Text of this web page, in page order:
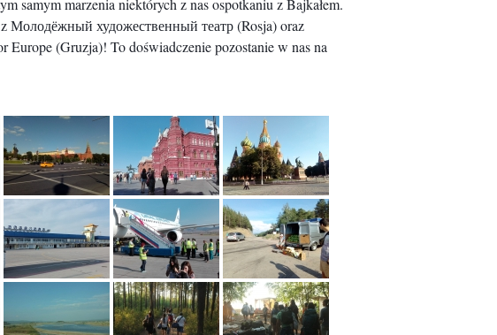
samym marzenia niektórych z nas ospotkaniu z Bajkałem.
Молодёжный художественный театр (Rosja) oraz
Europe (Gruzja)! To doświadczenie pozostanie w nas na